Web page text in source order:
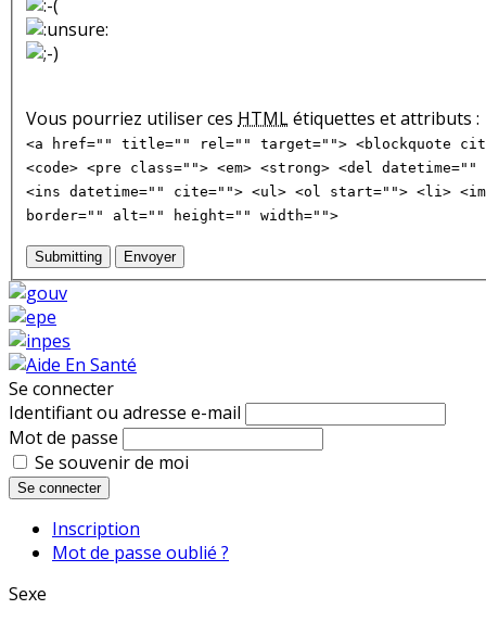
Vous pourriez utiliser ces HTMLétiquettes et attributs :
<a href="" title="" rel="" target=""> <blockquote
<code> <pre class=""> <em> <strong> <del
<ins datetime="" cite=""> <ul> <ol start=""> <li>
border="" alt="" height="" width="">
Submitting Envoyer
Se connecter
Identifiant ou adresse e-mail
Mot de passe
Se souvenir de moi
Se connecter
Inscription
Mot de passe oublié ?
Sexe